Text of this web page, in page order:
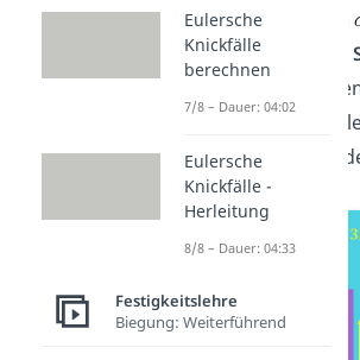
Normalspannungen
Koordinatensystem
entlang der Kanten
Eulersche
Knickfälle
berechnen
7/8 – Dauer: 04:02
Eulersche
Knickfälle -
Herleitung
8/8 – Dauer: 04:33
Festigkeitslehre
Biegung: Weiterführend